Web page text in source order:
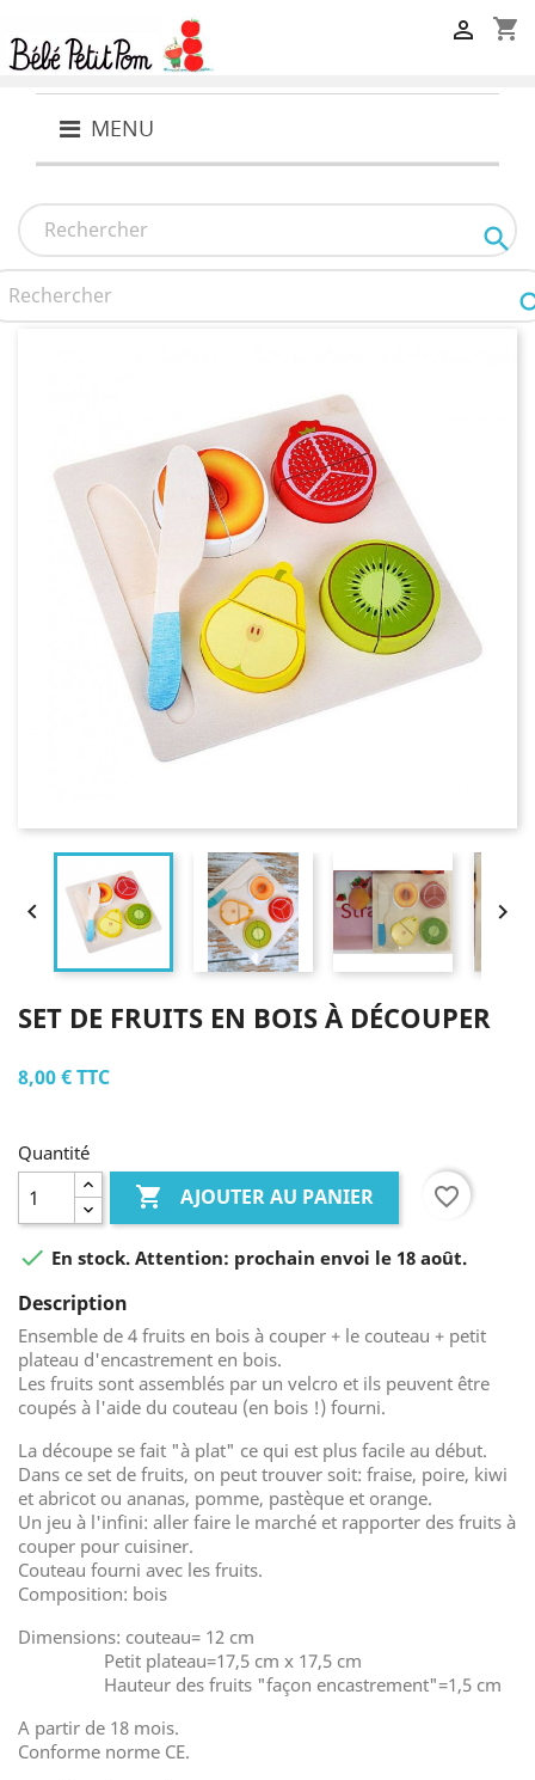
shopping_cart

MENU

 
SET DE FRUITS EN BOIS À DÉCOUPER
8,00 €TTC
Quantité
 AJOUTER AU PANIER favorite_border
 En stock. Attention: prochain envoi le 18 août.
Description
Ensemble de 4 fruits en bois à couper + le couteau + petit
plateau d'encastrement en bois.
Les fruits sont assemblés par un velcro et ils peuvent être
coupés à l'aide du couteau (en bois !) fourni.
La découpe se fait "à plat" ce qui est plus facile au début.
Dans ce set de fruits, on peut trouver soit: fraise, poire, kiwi
et abricot ou ananas, pomme, pastèque et orange.
Un jeu à l'infini: aller faire le marché et rapporter des fruits à
couper pour cuisiner.
Couteau fourni avec les fruits.
Composition: bois
Dimensions: couteau= 12 cm
Petit plateau=17,5 cm x 17,5 cm
Hauteur des fruits "façon encastrement"=1,5 cm
A partir de 18 mois.
Conforme norme CE.